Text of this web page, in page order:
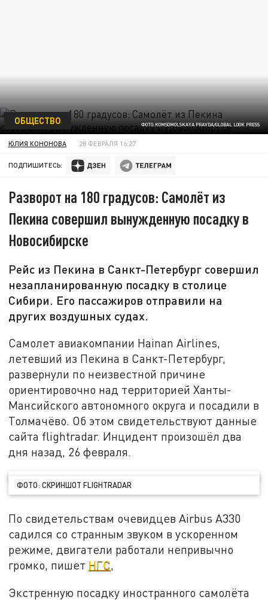
ФОТО:KOMSOMOLSKAYA PRAVDA/GLOBAL LOOK PRESS
ОБЩЕСТВО
ЮЛИЯ КОНОНОВА 28 ФЕВРАЛЯ 16:27
ПОДПИШИТЕСЬ:
Разворот на 180 градусов: Самолёт из
Пекина совершил вынужденную посадку в
Новосибирске
Рейс из Пекина в Санкт-Петербург совершил
незапланированную посадку в столице
Сибири. Его пассажиров отправили на
других воздушных судах.
Самолет авиакомпании Hainan Airlines,
летевший из Пекина в Санкт-Петербург,
развернули по неизвестной причине
ориентировочно над территорией Ханты-
Мансийского автономного округа и посадили в
Толмачёво. Об этом свидетельствуют данные
сайта flightradar. Инцидент произошёл два
дня назад, 26 февраля.
ФОТО: СКРИНШОТ FLIGHTRADAR
По свидетельствам очевидцев Airbus A330
садился со странным звуком в ускоренном
режиме, двигатели работали непривычно
громко, пишет НГС,
Экстренную посадку иностранного самолёта